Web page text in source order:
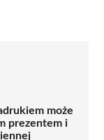
może
prezentem i